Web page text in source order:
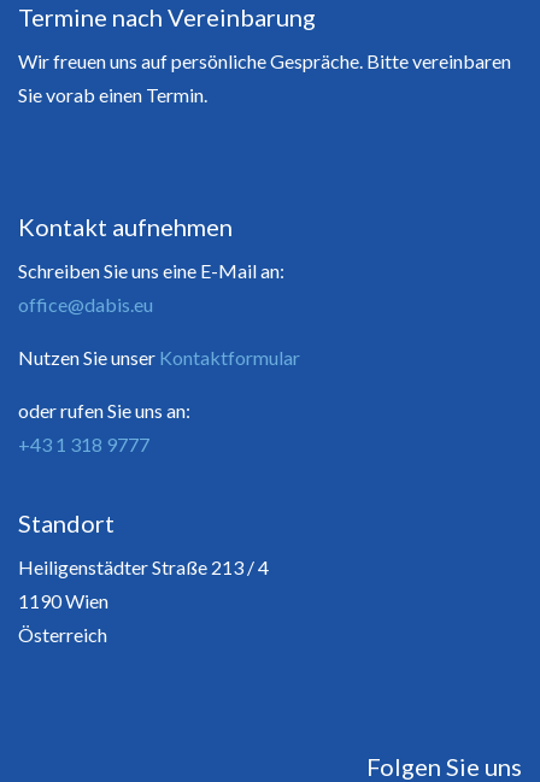
Termine nach Vereinbarung
Wir freuen uns auf persönliche Gespräche. Bitte vereinbaren
Sie vorab einen Termin.
Kontakt aufnehmen
Schreiben Sie uns eine E-Mail an:
office@dabis.eu
Nutzen Sie unser Kontaktformular
oder rufen Sie uns an:
+43 1 318 9777
Standort
Heiligenstädter Straße 213 / 4
1190 Wien
Österreich
Folgen Sie uns